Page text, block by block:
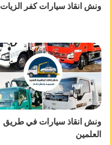
ونش انقاذ سيارات كفر الزيات
ونش انقاذ سيارات في طريق
العلمين